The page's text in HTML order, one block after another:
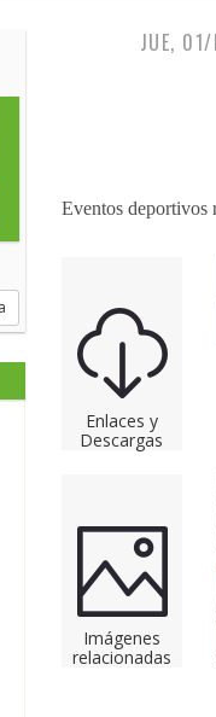
JUE, 01/
Eventos deportivos
Enlaces y
Descargas
Imágenes
relacionadas